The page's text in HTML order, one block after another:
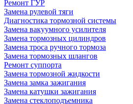
Ремонт ГУР
Замена рулевой тяги
Диагностика тормозной системы
Замена вакуумного усилителя
Замена тормозных цилиндров
Замена троса ручного тормоза
Замена тормозных шлангов
Ремонт суппорта
Замена тормозной жидкости
Замена замка зажигания
Замена катушки зажигания
Замена стеклоподъемника